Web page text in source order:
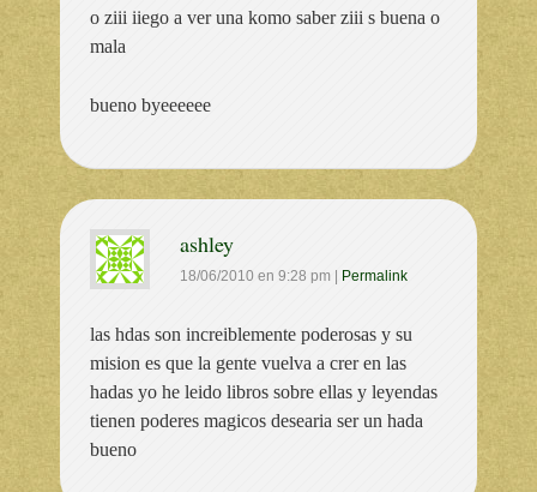
o ziii iiego a ver una komo saber ziii s buena o
mala
bueno byeeeeee
ashley
18/06/2010 en 9:28 pm Permalink
las hdas son increiblemente poderosas y su
mision es que la gente vuelva a crer en las
hadas yo he leido libros sobre ellas y leyendas
tienen poderes magicos desearia ser un hada
bueno